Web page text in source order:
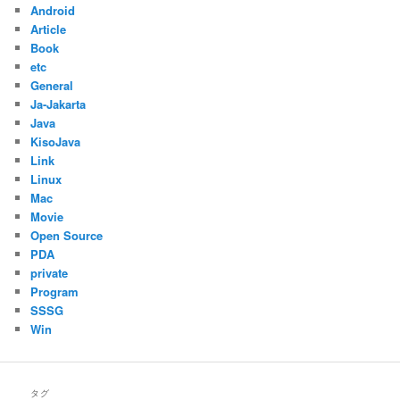
Android
Article
Book
etc
General
Ja-Jakarta
Java
KisoJava
Link
Linux
Mac
Movie
Open Source
PDA
private
Program
SSSG
Win
タグ